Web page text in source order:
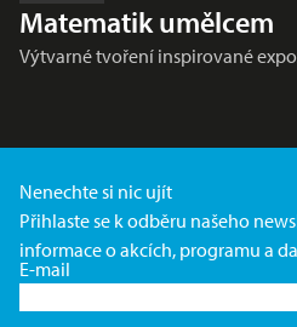
Matematik umělcem
Výtvarné tvoření inspirované
Nenechte si nic ujít
Přihlaste se k odběru našeho
informace o akcích, programu a
E-mail